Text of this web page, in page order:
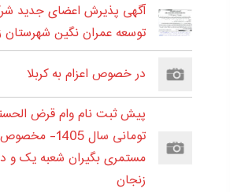
آگهی پذیرش اعضای جدید
توسعه عمران نگین شهرستان
در خصوص اعزام به کربلا
تومانی سال
مستمری بگیران شعبه یک و
زنجان